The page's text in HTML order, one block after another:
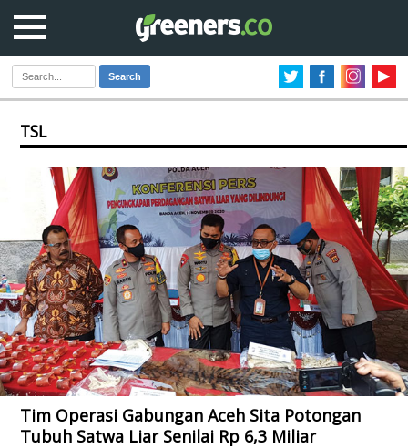
Search
TSL
Tim Operasi Gabungan Aceh Sita Potongan
Tubuh Satwa Liar Senilai Rp 6,3 Miliar